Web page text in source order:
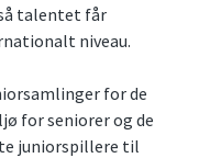
talentet får
niveau.
for de
for seniorer og de
juniorspillere til